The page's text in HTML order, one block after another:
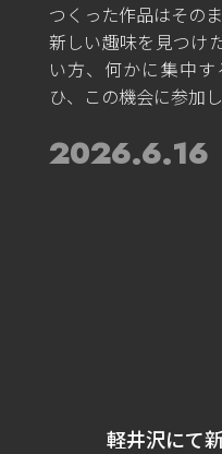
つくった作品はその
新しい趣味を見つけ
い方、何かに集中
ひ、この機会に参加
2026.6.16
軽井沢にて